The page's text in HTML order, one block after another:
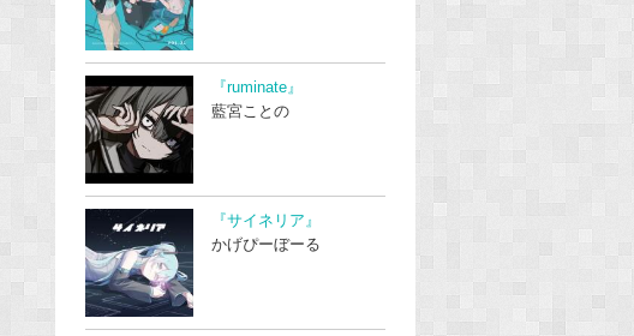
『ruminate』
藍宮ことの
『サイネリア』
かげぴーぼーる